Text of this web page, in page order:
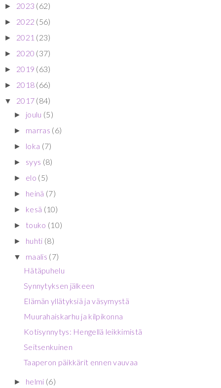
► 2023 (62)
► 2022 (56)
► 2021 (23)
► 2020 (37)
► 2019 (63)
► 2018 (66)
▼ 2017 (84)
► joulu (5)
► marras (6)
► loka (7)
► syys (8)
► elo (5)
► heinä (7)
► kesä (10)
► touko (10)
► huhti (8)
▼ maalis (7)
Hätäpuhelu
Synnytyksen jälkeen
Elämän yllätyksiä ja väsymystä
Muurahaiskarhu ja kilpikonna
Kotisynnytys: Hengellä leikkimistä
Seitsenkuinen
Taaperon päikkärit ennen vauvaa
► helmi (6)